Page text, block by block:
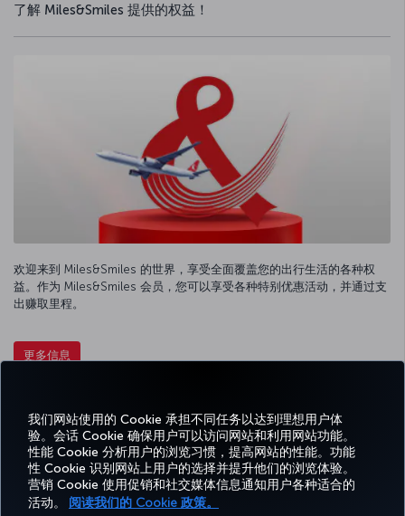
我们网站使用的 Cookie 承担不同任务以达到理想用户体
验。会话 Cookie 确保用户可以访问网站和利用网站功能。
性能 Cookie 分析用户的浏览习惯，提高网站的性能。功能
性 Cookie 识别网站上用户的选择并提升他们的浏览体验。
营销 Cookie 使用促销和社交媒体信息通知用户各种适合的
活动。
阅读我们的 Cookie 政策。
了解 Miles&Smiles 提供的权益！
欢迎来到 Miles&Smiles 的世界，享受全面覆盖您的出行生活的各种权
益。作为 Miles&Smiles 会员，您可以享受各种特别优惠活动，并通过支
出赚取里程。
更多信息
Facebook
TwitterInstagram
YouTube
领英抖音博客Pinterest
预订
和管
理
体
验
优惠和
目的地
帮
助
Miles&Smiles
CORPORATE
CLUB
AIRLINES